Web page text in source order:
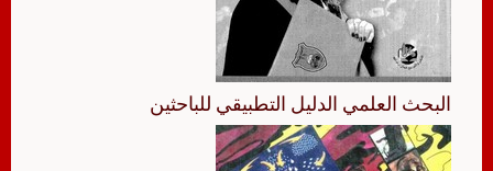
البحث العلمي الدليل التطبيقي للباحثين